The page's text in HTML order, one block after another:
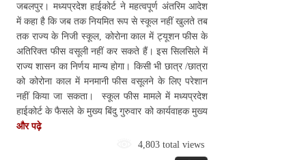
जबलपुर। मध्यप्रदेश हाईकोर्ट ने महत्वपूर्ण अंतरिम आदेश
में कहा है कि जब तक नियमित रूप से स्कूल नहीं खुलते तब
तक राज्य के निजी स्कूल, कोरोना काल में ट्यूशन फीस के
अतिरिक्त फीस वसूली नहीं कर सकते हैं। इस सिलसिले में
राज्य शासन का निर्णय मान्य होगा। किसी भी छात्र /छात्रा
को कोरोना काल में मनमानी फीस वसूलने के लिए परेशान
नहीं किया जा सकता। स्कूल फीस मामले में मध्यप्रदेश
हाईकोर्ट के फैसले के मुख्य बिंदु गुरुवार को कार्यवाहक मुख्य
और पढ़े
4,803 total views